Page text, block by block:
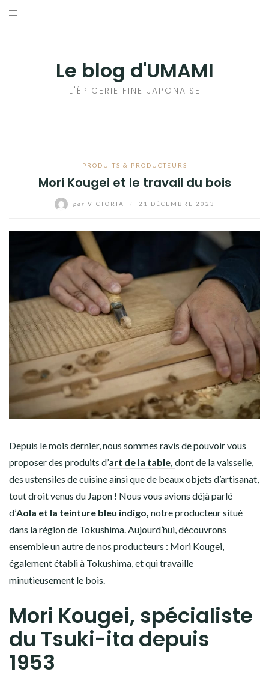
Aller
Le blog d'UMAMI
L'ÉPICERIE FINE JAPONAISE
PRODUITS & PRODUCTEURS
Mori Kougei et le travail du bois
par VICTORIA 21 DÉCEMBRE 2023
Depuis le mois dernier, nous sommes ravis de pouvoir vous
proposer des produits d’art de la table dont de la vaisselle,
des ustensiles de cuisine ainsi que de beaux objets d’artisanat,
tout droit venus du Japon ! Nous vous avions déjà parlé
d’Aola et la teinture bleu indigo notreproducteur situé
dans la région de Tokushima. Aujourd’hui, découvrons
ensemble un autre de nos producteurs : Mori Kougei,
également établi à Tokushima, et qui travaille
minutieusement le bois.
Mori Kougei, spécialiste
du Tsuki-ita depuis
1953